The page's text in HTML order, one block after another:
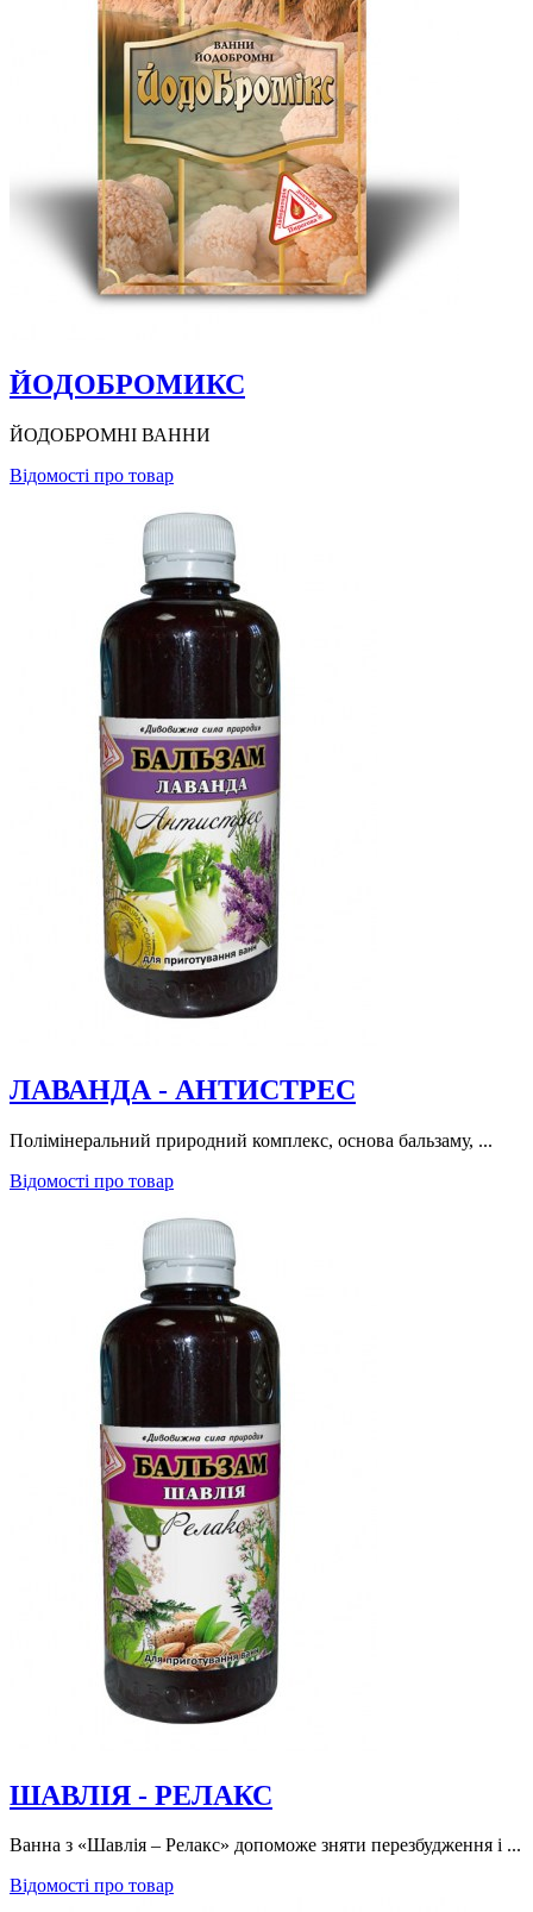
ЙОДОБРОМИКС
ЙОДОБРОМНІ ВАННИ
Відомості про товар
ЛАВАНДА - АНТИСТРЕС
Полімінеральний природний комплекс, основа бальзаму, ...
Відомості про товар
ШАВЛІЯ - РЕЛАКС
Ванна з «Шавлія – Релакс» допоможе зняти перезбудження і ...
Відомості про товар